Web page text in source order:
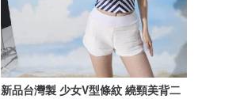
新品台灣製 少女V型條紋 繞頸美背二